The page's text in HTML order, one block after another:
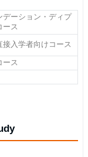
デーション・ディプ
ース
入学者向けコース
ース